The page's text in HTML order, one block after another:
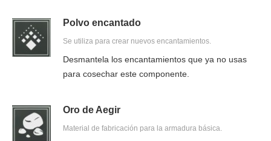
Polvo encantado
Se utiliza para crear nuevos encantamientos.
Desmantela los encantamientos que ya no usas
para cosechar este componente.
Oro de Aegir
Material de fabricación para la armadura básica.